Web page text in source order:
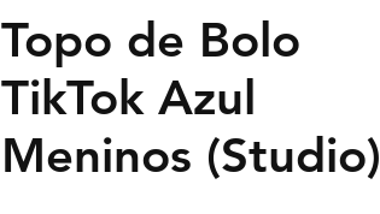
Topo de Bolo
TikTok Azul
Meninos (Studio)